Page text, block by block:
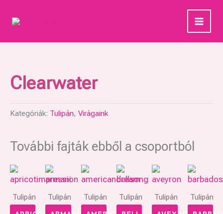
Clearwater
Kategóriák: Tulipán, Virágaink
További fajták ebből a csoportból
Tulipán Tulipán Tulipán Tulipán Tulipán Tulipán